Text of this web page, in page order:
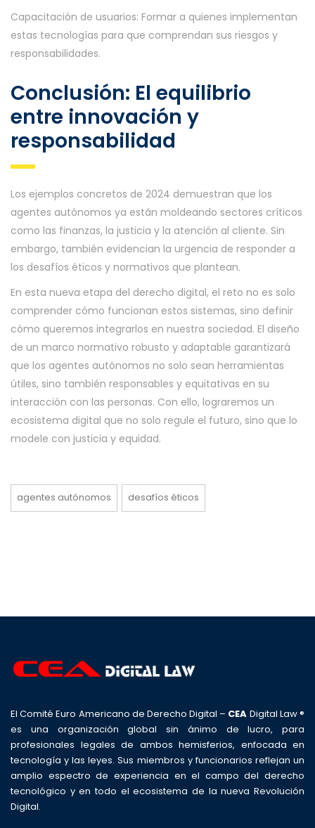
Capacitación de usuarios: Formar a quienes implementan
estas tecnologías para que comprendan sus riesgos y
responsabilidades.
Conclusión: El equilibrio
entre innovación y
responsabilidad
Los ejemplos concretos de 2024 demuestran que los
agentes autónomos ya están moldeando sectores críticos
como las finanzas, la justicia y la atención al cliente. Sin
embargo, también evidencian la urgencia de responder a
los desafíos éticos y normativos que plantean.
En esta nueva etapa del derecho digital, el reto no es solo
comprender cómo funcionan estos sistemas, sino definir
cómo queremos integrarlos en nuestra sociedad. El diseño
de un marco normativo robusto y adaptable garantizará
que los agentes autónomos no solo sean herramientas
útiles, sino también responsables y equitativas en su
interacción con las personas. Con ello, lograremos un
ecosistema digital que no solo regule el futuro, sino que lo
modele con justicia y equidad.
agentes autónomos desafíos éticos
El Comité Euro Americano de Derecho Digital – CEA Digital Law ®
es una organización global sin ánimo de lucro, para
profesionales legales de ambos hemisferios, enfocada en
tecnología y las leyes. Sus miembros y funcionarios reflejan un
amplio espectro de experiencia en el campo del derecho
tecnológico y en todo el ecosistema de la nueva Revolución
Digital.